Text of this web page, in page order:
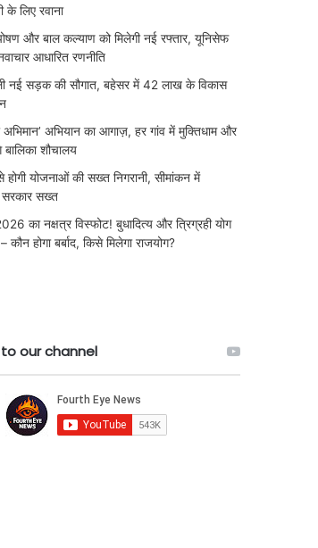
के लिए रवाना
और बाल कल्याण को मिलेगी नई रफ्तार, यूनिसेफ
आधारित रणनीति
नई सड़क की सौगात, बहेसर में 42 लाख के विकास
अभिमान’ अभियान का आगाज़, हर गांव में मुक्तिधाम और
शौचालय
होगी योजनाओं की सख्त निगरानी, सीमांकन में
सरकार सख्त
का नक्षत्र विस्फोट! बुधादित्य और त्रिग्रही योग
होगा बर्बाद, किसे मिलेगा राजयोग?
our channel